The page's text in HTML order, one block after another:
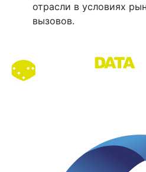
отрасли в условиях
вызовов.